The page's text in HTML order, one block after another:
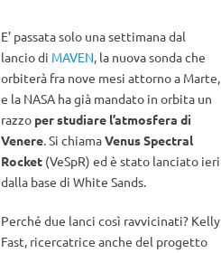
E’ passata solo una settimana dal
lancio di MAVEN, la nuova sonda che
orbiterà fra nove mesi attorno a Marte,
e la NASA ha già mandato in orbita un
razzo per studiare l’atmosfera di
Venere. Si chiamaVenus Spectral
Rocket (VeSpR) ed è stato lanciato ieri
dalla base di White Sands.
Perché due lanci così ravvicinati? Kelly
Fast, ricercatrice anche del progetto